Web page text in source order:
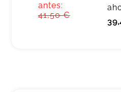
antes:
41,50 €